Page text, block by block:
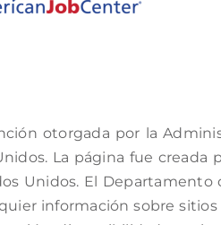
otorgada por la
La página fue
Unidos. El
información sobre